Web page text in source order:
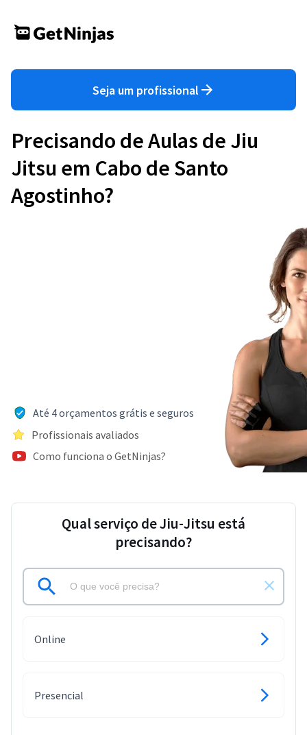
Seja um profissional
Precisando de Aulas de Jiu
Jitsu em Cabo de Santo
Agostinho?
Até 4 orçamentos grátis e seguros
Profissionais avaliados
Como funciona o GetNinjas?
Qual serviço de Jiu-Jitsu está
precisando?
Online
Presencial